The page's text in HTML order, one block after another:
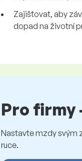
Zajišťovat, aby
dopad na životní
Pro firmy
Nastavte mzdy svým
ruce.